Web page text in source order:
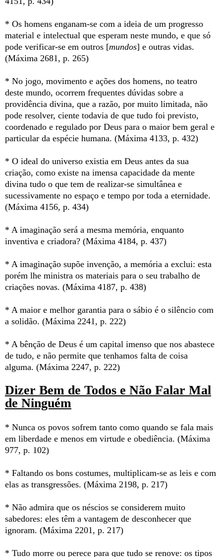
* Os homens enganam-se com a ideia de um progresso
material e intelectual que esperam neste mundo, e que só
pode verificar-se em outros [mundos] e outras vidas.
(Máxima 2681, p. 265)
* No jogo, movimento e ações dos homens, no teatro
deste mundo, ocorrem frequentes dúvidas sobre a
providência divina, que a razão, por muito limitada, não
pode resolver, ciente todavia de que tudo foi previsto,
coordenado e regulado por Deus para o maior bem geral e
particular da espécie humana. (Máxima 4133, p. 432)
* O ideal do universo existia em Deus antes da sua
criação, como existe na imensa capacidade da mente
divina tudo o que tem de realizar-se simultânea e
sucessivamente no espaço e tempo por toda a eternidade.
(Máxima 4156, p. 434)
* A imaginação será a mesma memória, enquanto
inventiva e criadora? (Máxima 4184, p. 437)
* A imaginação supõe invenção, a memória a exclui: esta
porém lhe ministra os materiais para o seu trabalho de
criações novas. (Máxima 4187, p. 438)
* A maior e melhor garantia para o sábio é o silêncio com
a solidão. (Máxima 2241, p. 222)
* A bênção de Deus é um capital imenso que nos abastece
de tudo, e não permite que tenhamos falta de coisa
alguma. (Máxima 2247, p. 222)
Dizer Bem de Todos e Não Falar Mal
de Ninguém
* Nunca os povos sofrem tanto como quando se fala mais
em liberdade e menos em virtude e obediência. (Máxima
977, p. 102)
* Faltando os bons costumes, multiplicam-se as leis e com
elas as transgressões. (Máxima 2198, p. 217)
* Não admira que os néscios se considerem muito
sabedores: eles têm a vantagem de desconhecer que
ignoram. (Máxima 2201, p. 217)
* Tudo morre ou perece para que tudo se renove: os tipos